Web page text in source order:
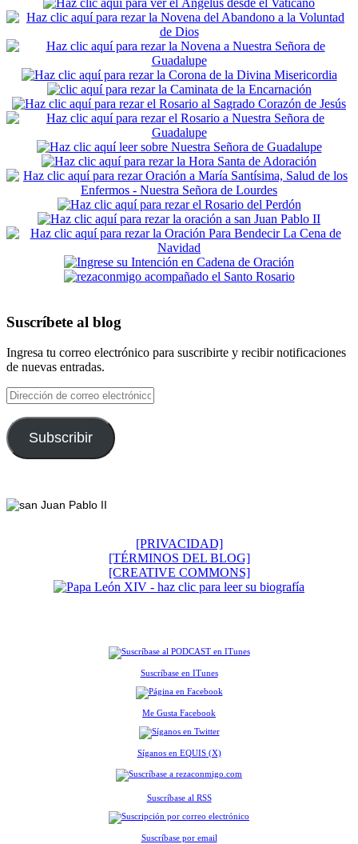
Suscríbete al blog
Ingresa tu correo electrónico para suscribirte y recibir notificaciones
de nuevas entradas.
Dirección
de
correo
electrónico
Subscribir
[PRIVACIDAD]
[TÉRMINOS DEL BLOG]
[CREATIVE COMMONS]
Suscríbase en ITunes
Me Gusta Facebook
Síganos en EQUIS (X)
Suscríbase al RSS
Suscríbase por email